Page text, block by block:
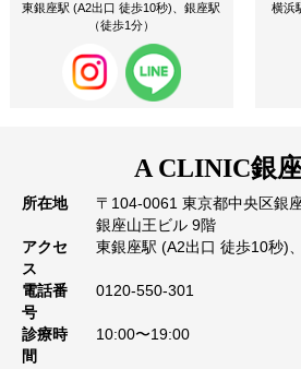
東銀座駅 (A2出口 徒歩10秒)、銀座駅
（徒歩1分）
横浜
A CLINIC銀
所在地
〒104-0061 東京都中央区銀
銀座山王ビル 9階
アクセ
ス
東銀座駅 (A2出口 徒歩10秒)
電話番
号
0120-550-301
診療時
間
10:00〜19:00